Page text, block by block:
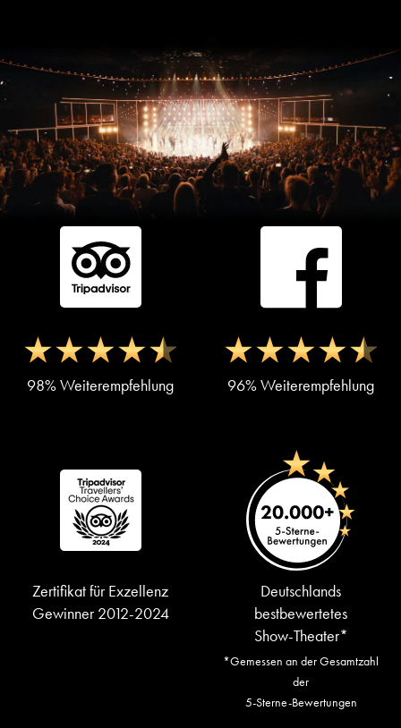
98% Weiterempfehlung 96% Weiterempfehlung
Zertifikat für Exzellenz
Gewinner 2012-2024
Deutschlands
bestbewertetes
Show-Theater*
*Gemessen an der Gesamtzahl
der
5-Sterne-Bewertungen